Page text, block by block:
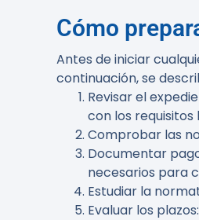
Cómo
Antes de iniciar
continuación, se
Revisar el
con los requisitos
Comprobar las
Documentar
necesarios para
Estudiar la
Evaluar los plazos